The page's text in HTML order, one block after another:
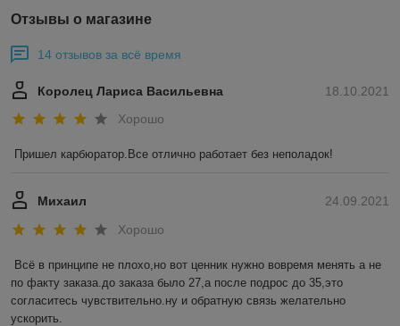
Отзывы о магазине
14 отзывов за всё время
18.10.2021
Королец Лариса Васильевна
Хорошо
Пришел карбюратор.Все отлично работает без неполадок!
24.09.2021
Михаил
Хорошо
Всё в принципе не плохо,но вот ценник нужно вовремя менять а не
по факту заказа.до заказа было 27,а после подрос до 35,это
согласитесь чувствительно.ну и обратную связь желательно
ускорить.